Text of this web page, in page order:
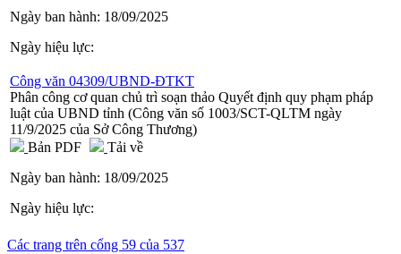
Ngày ban hành: 18/09/2025
Ngày hiệu lực:
Công văn 04309/UBND-ĐTKT
Phân công cơ quan chủ trì soạn thảo Quyết định quy phạm pháp
luật của UBND tỉnh (Công văn số 1003/SCT-QLTM ngày
11/9/2025 của Sở Công Thương)
Bản PDF
Tải về
Ngày ban hành: 18/09/2025
Ngày hiệu lực:
Các trang trên cổng 59 của 537